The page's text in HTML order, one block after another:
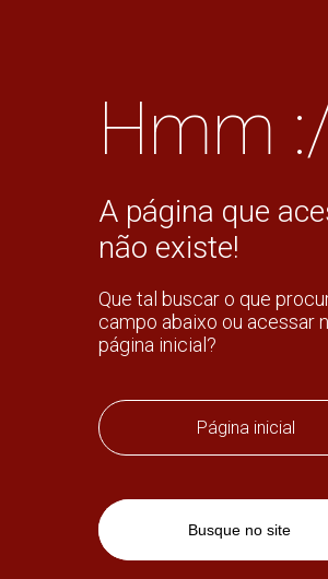
Hmm
A página que
não existe!
Que tal buscar o que
campo abaixo ou acessar
página inicial?
Página inicial